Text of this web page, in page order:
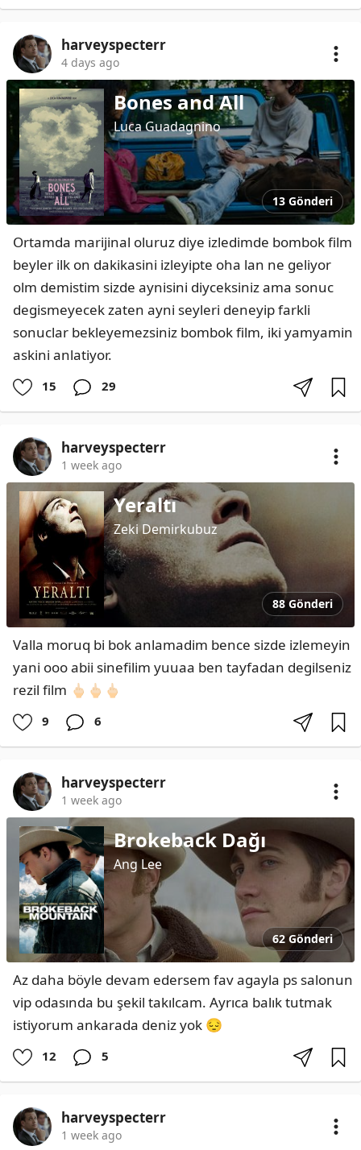
harveyspecterr
4 days ago
Bones and All
Luca Guadagnino
13 Gönderi
Ortamda marijinal oluruz diye izledimde bombok film
beyler ilk on dakikasini izleyipte oha lan ne geliyor
olm demistim sizde aynisini diyceksiniz ama sonuc
degismeyecek zaten ayni seyleri deneyip farkli
sonuclar bekleyemezsiniz bombok film, iki yamyamin
askini anlatiyor.
15 29
harveyspecterr
1 week ago
Yeraltı
Zeki Demirkubuz
88 Gönderi
Valla moruq bi bok anlamadim bence sizde izlemeyin
yani ooo abii sinefilim yuuaa ben tayfadan degilseniz
rezil film 🖕🏻🖕🏻🖕🏻
9 6
harveyspecterr
1 week ago
Brokeback Dağı
Ang Lee
62 Gönderi
Az daha böyle devam edersem fav agayla ps salonun
vip odasında bu şekil takılcam. Ayrıca balık tutmak
istiyorum ankarada deniz yok 😔
12 5
harveyspecterr
1 week ago